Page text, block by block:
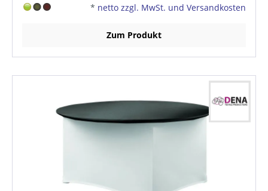
* netto zzgl. MwSt. und Versandkosten
Zum Produkt